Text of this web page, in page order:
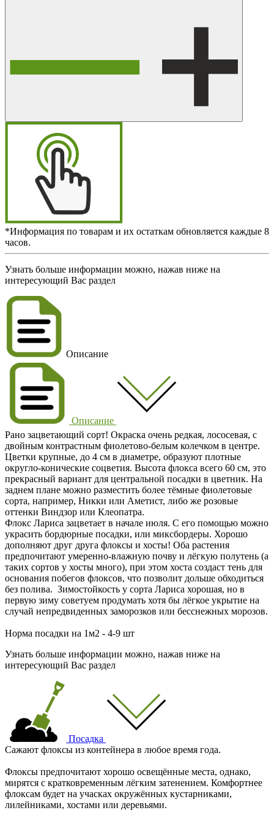
*Информация по товарам и их остаткам обновляется каждые 8
часов.
Узнать больше информации можно, нажав ниже на
интересующий Вас раздел
Описание
Описание
Рано зацветающий сорт! Окраска очень редкая, лососевая, с
двойным контрастным фиолетово-белым колечком в центре.
Цветки крупные, до 4 см в диаметре, образуют плотные
округло-конические соцветия. Высота флокса всего 60 см, это
прекрасный вариант для центральной посадки в цветник. На
заднем плане можно разместить более тёмные фиолетовые
сорта, например, Никки или Аметист, либо же розовые
оттенки Виндзор или Клеопатра.
Флокс Лариса зацветает в начале июля. С его помощью можно
украсить бордюрные посадки, или миксбордеры. Хорошо
дополняют друг друга флоксы и хосты! Оба растения
предпочитают умеренно-влажную почву и лёгкую полутень (а
таких сортов у хосты много), при этом хоста создаст тень для
основания побегов флоксов, что позволит дольше обходиться
без полива. Зимостойкость у сорта Лариса хорошая, но в
первую зиму советуем продумать хотя бы лёгкое укрытие на
случай непредвиденных заморозков или бесснежных морозов.
Норма посадки на 1м2 - 4-9 шт
Узнать больше информации можно, нажав ниже на
интересующий Вас раздел
Посадка
Сажают флоксы из контейнера в любое время года.
Флоксы предпочитают хорошо освещённые места, однако,
мирятся с кратковременным лёгким затенением. Комфортнее
флоксам будет на учасках окружённых кустарниками,
лилейниками, хостами или деревьями.